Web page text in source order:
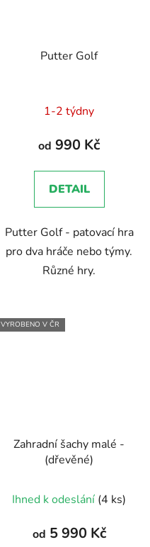
Putter Golf
1-2 týdny
od 990 Kč
DETAIL
Putter Golf - patovací hra
pro dva hráče nebo týmy.
Různé hry.
VYROBENO V ČR
Zahradní šachy malé -
(dřevěné)
hodnocení
produktu
Ihned k odeslání (4 ks)
od 5 990 Kč